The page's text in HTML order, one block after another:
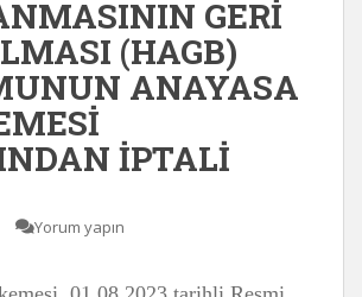
GERİ
(HAGB)
ANAYASA
İPTALİ
Yorum yapın